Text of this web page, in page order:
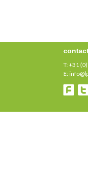
T:+31
E: